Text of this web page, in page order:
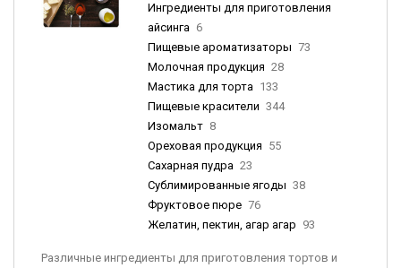
Ингредиенты для приготовления
айсинга 6
Пищевые ароматизаторы 73
Молочная продукция 28
Мастика для торта 133
Пищевые красители 344
Изомальт 8
Ореховая продукция 55
Сахарная пудра 23
Сублимированные ягоды 38
Фруктовое пюре 76
Желатин, пектин, агар агар 93
Различные ингредиенты для приготовления тортов и